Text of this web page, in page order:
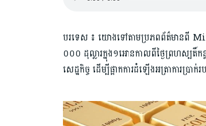
បរទេស ៖ យោងទៅតាមប្រភពព័ត៌មានពី
០០០ ដុល្លារក្នុង១អោនកាលពីថ្ងៃព្រហស្បតិ៍ក
សេដ្ឋកិច្ច ដើម្បីផ្អាកការដំឡើងអត្រាការប្រ